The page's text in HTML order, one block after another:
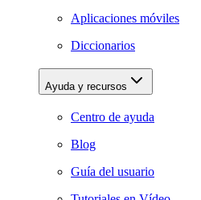
Aplicaciones móviles
Diccionarios
Ayuda y recursos
Centro de ayuda
Blog
Guía del usuario